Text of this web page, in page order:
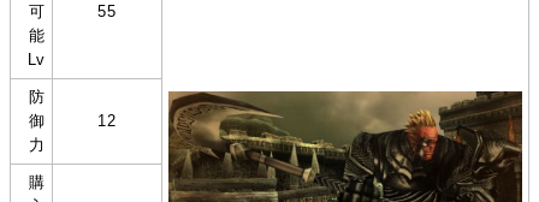
可
能
Lv
55
防
御
力
12
購